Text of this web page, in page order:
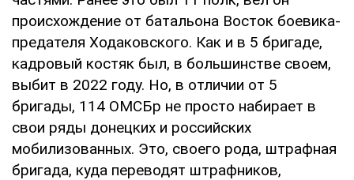
происхождение от батальона Восток боевика-
предателя Ходаковского. Как и в 5 бригаде,
кадровый костяк был, в большинстве своем,
выбит в 2022 году. Но, в отличии от 5
бригады, 114 ОМСБр не просто набирает в
свои ряды донецких и российских
мобилизованных. Это, своего рода, штрафная
бригада, куда переводят штрафников,